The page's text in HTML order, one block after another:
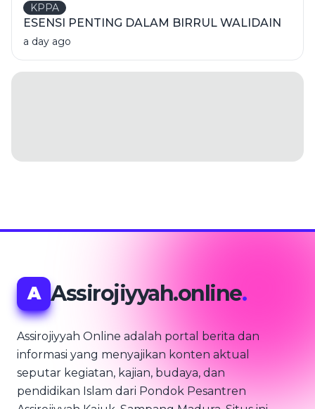
KPPA
ESENSI PENTING DALAM BIRRUL WALIDAIN
a day ago
A Assirojiyyah.online.
Assirojiyyah Online adalah portal berita dan
informasi yang menyajikan konten aktual
seputar kegiatan, kajian, budaya, dan
pendidikan Islam dari Pondok Pesantren